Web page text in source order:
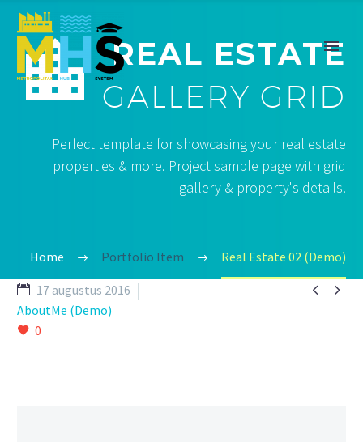

 REAL ESTATE
GALLERY GRID
Perfect template for showcasing your real estate
properties & more. Project sample page with grid
gallery & property's details.
Home Portfolio Item Real Estate 02 (Demo)
 
17 augustus 2016
AboutMe (Demo)
0